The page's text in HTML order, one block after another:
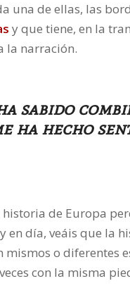
una de ellas, las
y que tiene, en la
la narración.
sabido
ha hecho
de Europa
en día, veáis que la
o diferentes
con la misma